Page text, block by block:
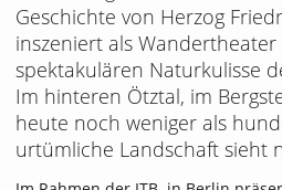
Geschichte von Herzog
inszeniert als
spektakulären Naturkulisse
Im hinteren Ötztal, im
heute noch weniger als
urtümliche Landschaft sieht